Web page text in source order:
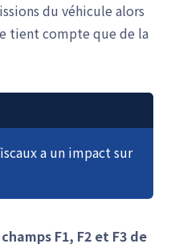
du véhicule alors
tient compte que de la
a un impact sur
champs F1, F2 et F3 de